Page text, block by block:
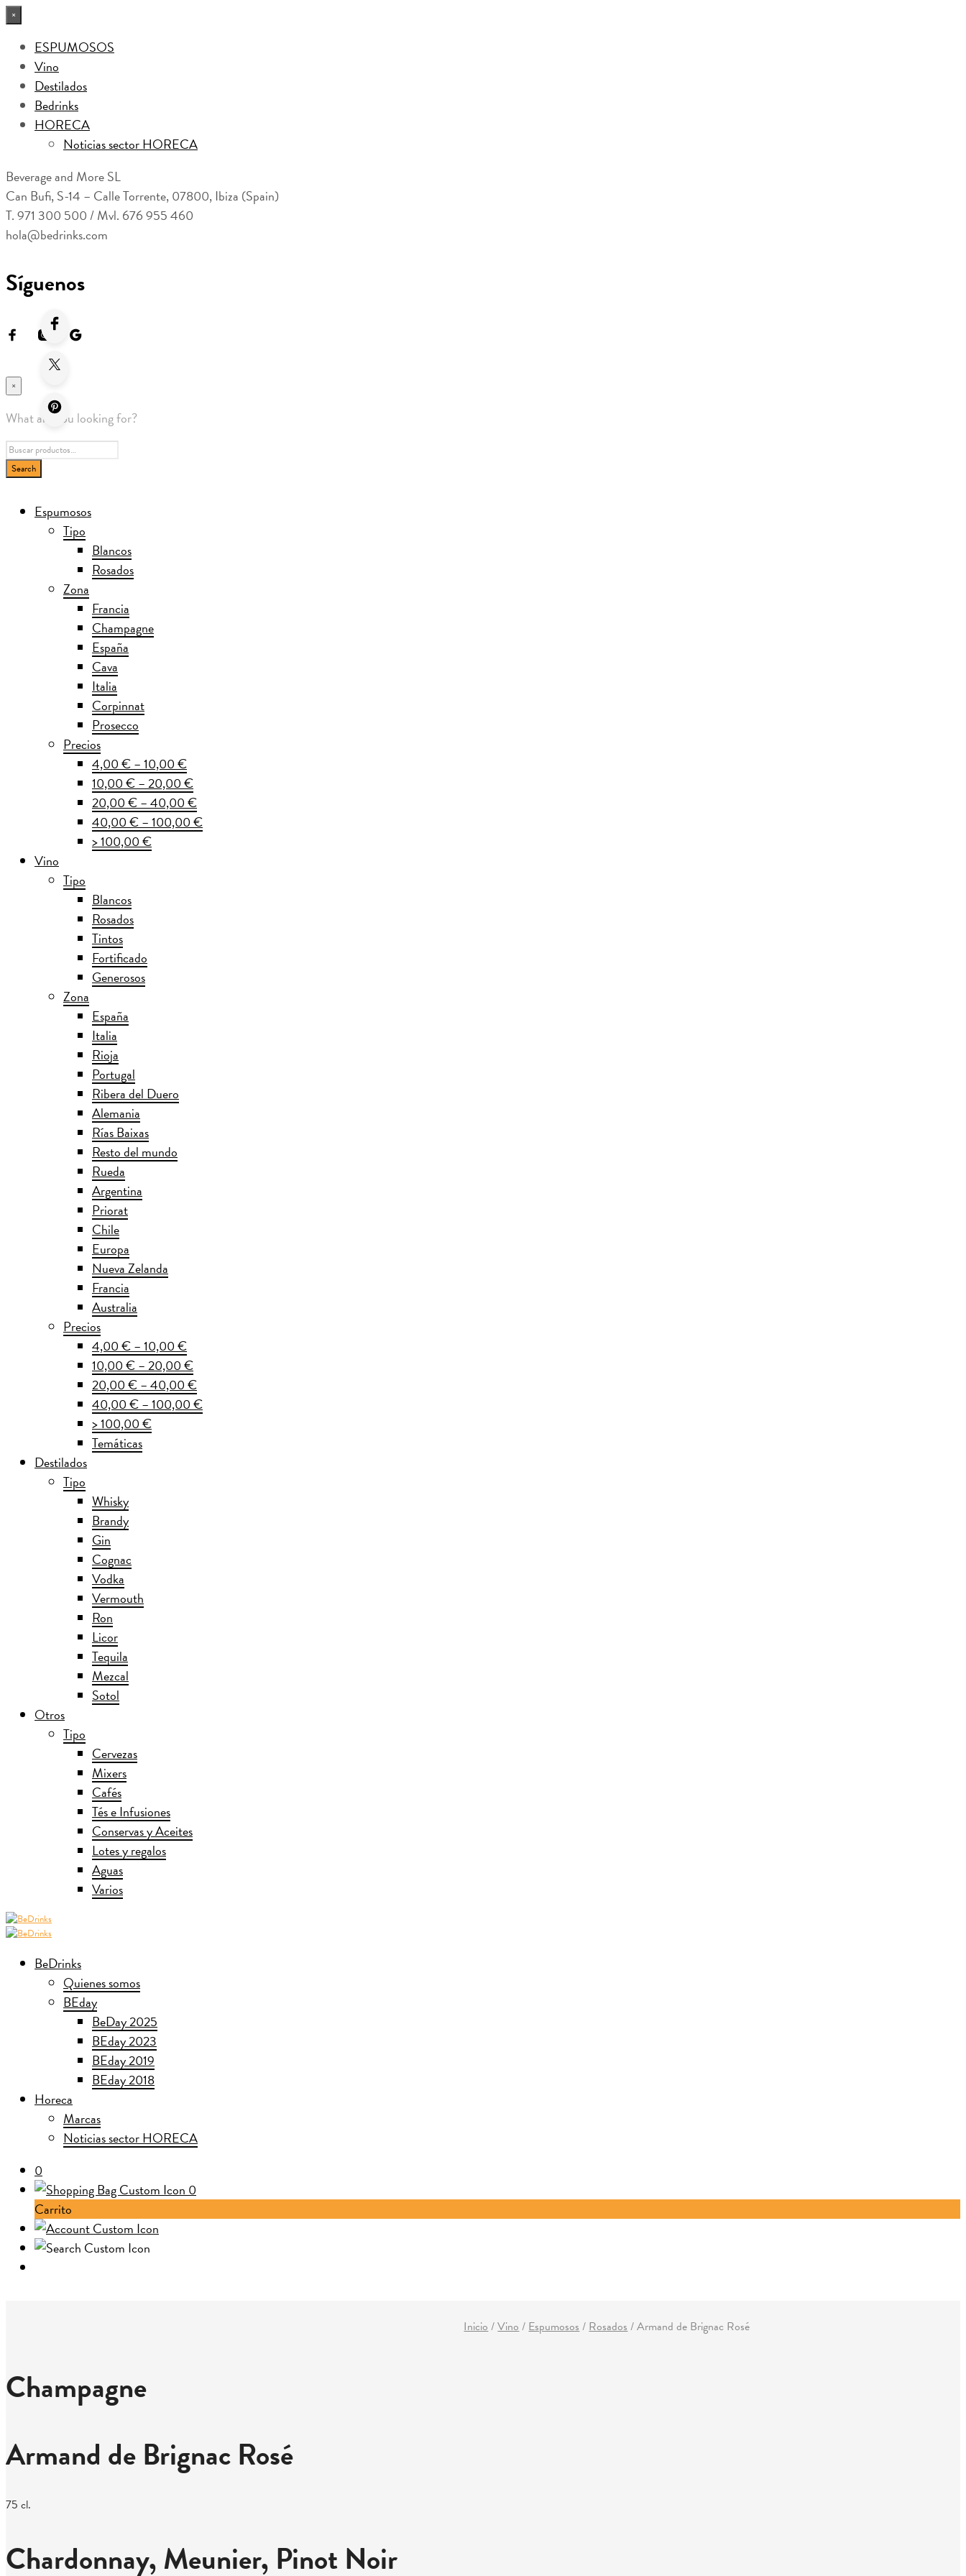
×
ESPUMOSOS
Vino
Destilados
Bedrinks
HORECA
Noticias sector HORECA
Beverage and More SL
Can Bufi, S-14 – Calle Torrente, 07800, Ibiza (Spain)
T. 971 300 500 / Mvl. 676 955 460
hola@bedrinks.com
Síguenos
×
What are you looking for?
Espumosos
Tipo
Blancos
Rosados
Zona
Francia
Champagne
España
Cava
Italia
Corpinnat
Prosecco
Precios
4,00 € – 10,00 €
10,00 € – 20,00 €
20,00 € – 40,00 €
40,00 € – 100,00 €
> 100,00 €
Vino
Tipo
Blancos
Rosados
Tintos
Fortificado
Generosos
Zona
España
Italia
Rioja
Portugal
Ribera del Duero
Alemania
Rías Baixas
Resto del mundo
Rueda
Argentina
Priorat
Chile
Europa
Nueva Zelanda
Francia
Australia
Precios
4,00 € – 10,00 €
10,00 € – 20,00 €
20,00 € – 40,00 €
40,00 € – 100,00 €
> 100,00 €
Temáticas
Destilados
Tipo
Whisky
Brandy
Gin
Cognac
Vodka
Vermouth
Ron
Licor
Tequila
Mezcal
Sotol
Otros
Tipo
Cervezas
Mixers
Cafés
Tés e Infusiones
Conservas y Aceites
Lotes y regalos
Aguas
Varios
BeDrinks
Quienes somos
BEday
BeDay 2025
BEday 2023
BEday 2019
BEday 2018
Horeca
Marcas
Noticias sector HORECA
0
0
Carrito
Inicio/Vino/Espumosos/Rosados/Armand de Brignac Rosé
Champagne
Armand de Brignac Rosé
75 cl.
Chardonnay, Meunier, Pinot Noir